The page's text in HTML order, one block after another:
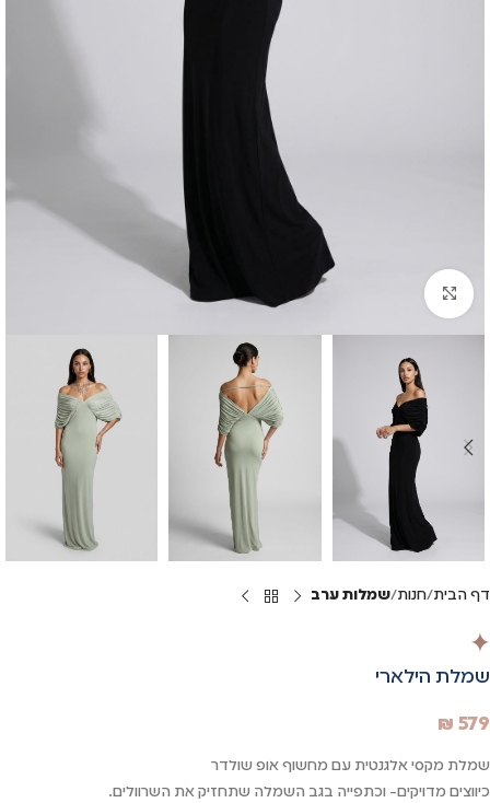
Click to enlarge
דף הבית חנות שמלות ערב
שמלת הילארי
₪ 579
שמלת מקסי אלגנטית עם מחשוף אופ שולדר
כיווצים מדויקים- וכתפייה בגב השמלה שתחזיק את השרוולים.